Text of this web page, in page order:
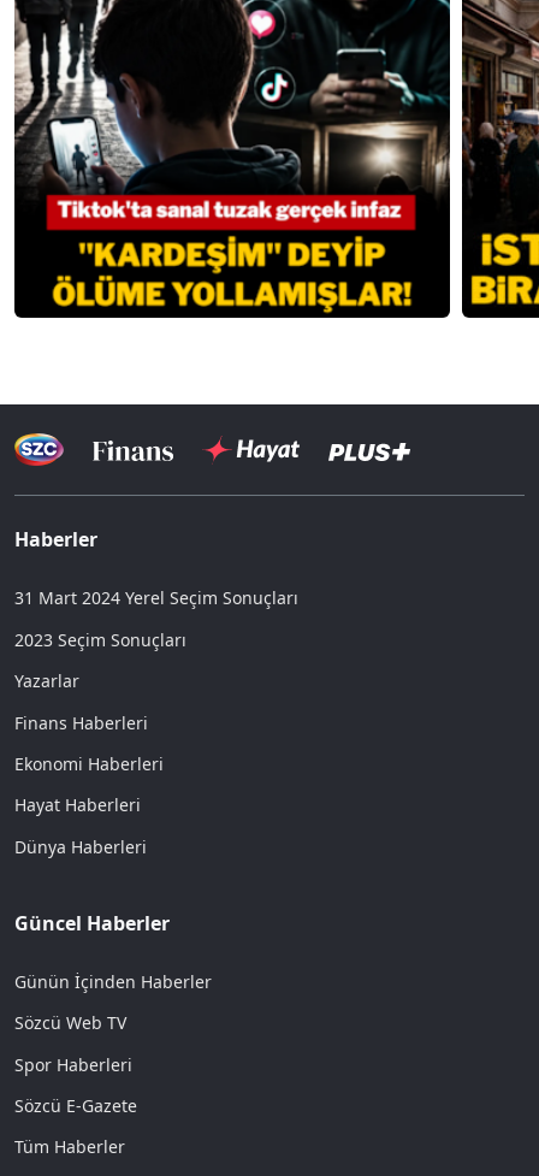
Haberler
31 Mart 2024 Yerel Seçim Sonuçları
2023 Seçim Sonuçları
Yazarlar
Finans Haberleri
Ekonomi Haberleri
Hayat Haberleri
Dünya Haberleri
Güncel Haberler
Günün İçinden Haberler
Sözcü Web TV
Spor Haberleri
Sözcü E-Gazete
Tüm Haberler